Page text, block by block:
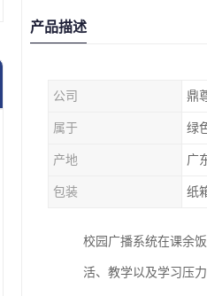
产品描述
公司 鼎
属于 绿
产地 广
包装 纸
校园广播系统在课余
活、教学以及学习压